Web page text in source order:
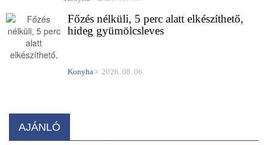
Főzés nélküli, 5 perc alatt elkészíthető,
hideg gyümölcsleves
Konyha 2026. 08. 06.
AJÁNLÓ